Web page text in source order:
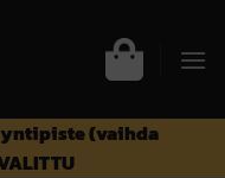
(vaihda